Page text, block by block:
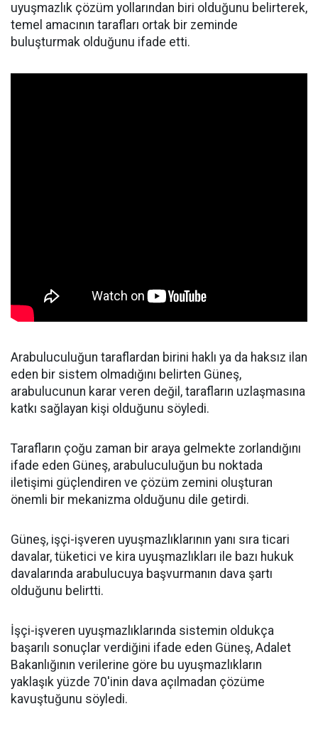
uyuşmazlık çözüm yollarından biri olduğunu belirterek,
temel amacının tarafları ortak bir zeminde
buluşturmak olduğunu ifade etti.
Arabuluculuğun taraflardan birini haklı ya da haksız ilan
eden bir sistem olmadığını belirten Güneş,
arabulucunun karar veren değil, tarafların uzlaşmasına
katkı sağlayan kişi olduğunu söyledi.
Tarafların çoğu zaman bir araya gelmekte zorlandığını
ifade eden Güneş, arabuluculuğun bu noktada
iletişimi güçlendiren ve çözüm zemini oluşturan
önemli bir mekanizma olduğunu dile getirdi.
Güneş, işçi-işveren uyuşmazlıklarının yanı sıra ticari
davalar, tüketici ve kira uyuşmazlıkları ile bazı hukuk
davalarında arabulucuya başvurmanın dava şartı
olduğunu belirtti.
İşçi-işveren uyuşmazlıklarında sistemin oldukça
başarılı sonuçlar verdiğini ifade eden Güneş, Adalet
Bakanlığının verilerine göre bu uyuşmazlıkların
yaklaşık yüzde 70'inin dava açılmadan çözüme
kavuştuğunu söyledi.